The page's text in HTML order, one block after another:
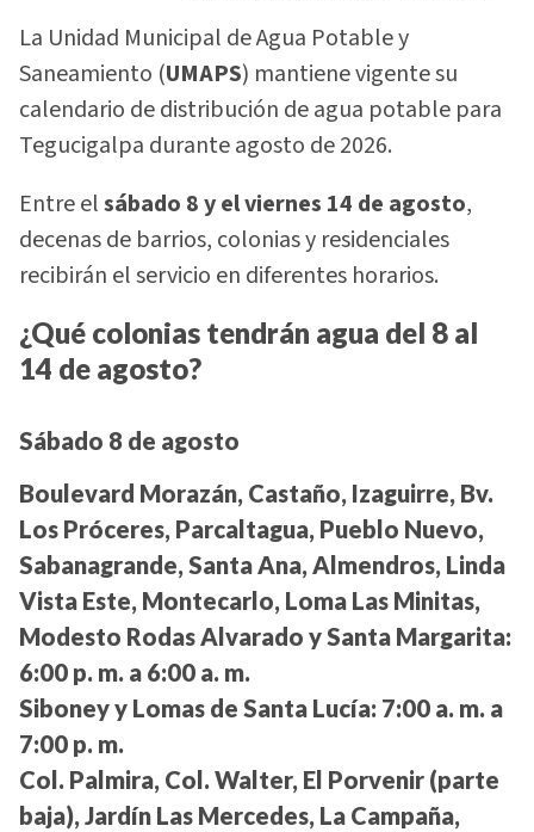
La Unidad Municipal de Agua Potable y
Saneamiento (UMAPS) mantiene vigente su
calendario de distribución de agua potable para
Tegucigalpa durante agosto de 2026.
Entre elsábado 8 y el viernes 14 de agosto,
decenas de barrios, colonias y residenciales
recibirán el servicio en diferentes horarios.
¿Qué colonias tendrán agua del 8 al
14 de agosto?
Sábado 8 de agosto
Boulevard Morazán, Castaño, Izaguirre, Bv.
Los Próceres, Parcaltagua, Pueblo Nuevo,
Sabanagrande, Santa Ana, Almendros, Linda
Vista Este, Montecarlo, Loma Las Minitas,
Modesto Rodas Alvarado y Santa Margarita:
6:00 p. m. a 6:00 a. m.
Siboney y Lomas de Santa Lucía: 7:00 a. m. a
7:00 p. m.
Col. Palmira, Col. Walter, El Porvenir (parte
baja), Jardín Las Mercedes, La Campaña,